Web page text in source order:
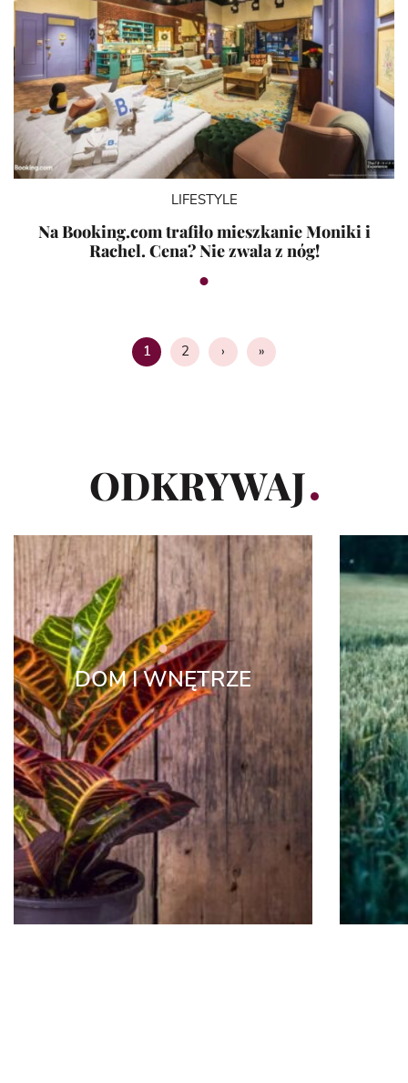
LIFESTYLE
Na Booking.com trafiło mieszkanie Moniki i
Rachel. Cena? Nie zwala z nóg!
1 Strona
2 › »
ODKRYWAJ
DOM I WNĘTRZE